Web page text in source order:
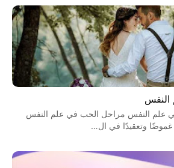
علم النفس مراحل الحب في علم النفس
وتعقيدًا في ال…